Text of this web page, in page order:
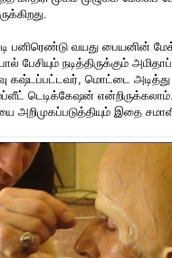
பனிரெண்டு வயது பையனின்
பேசியும் நடித்திருக்கும்
மொட்டை அடித்து
டெடிக்கேஷன்
இதை